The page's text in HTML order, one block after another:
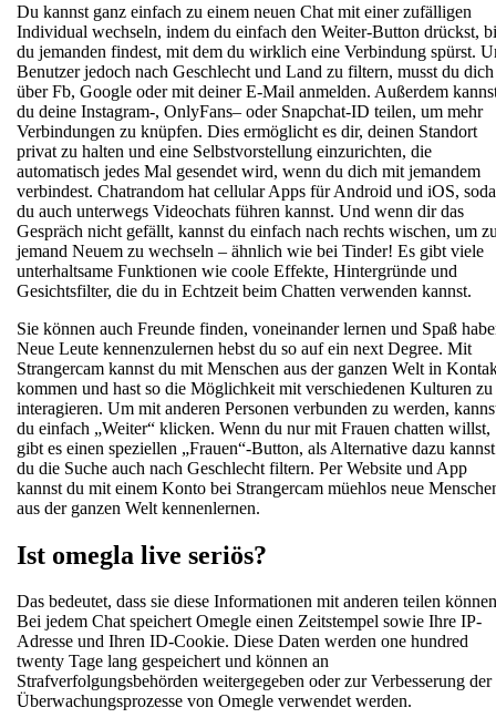
Du kannst ganz einfach zu einem neuen Chat mit einer zufälligen
Individual wechseln, indem du einfach den Weiter-Button drückst,
du jemanden findest, mit dem du wirklich eine Verbindung spürst.
Benutzer jedoch nach Geschlecht und Land zu filtern, musst du dich
über Fb, Google oder mit deiner E-Mail anmelden. Außerdem
du deine Instagram-, OnlyFans– oder Snapchat-ID teilen, um mehr
Verbindungen zu knüpfen. Dies ermöglicht es dir, deinen Standort
privat zu halten und eine Selbstvorstellung einzurichten, die
automatisch jedes Mal gesendet wird, wenn du dich mit jemandem
verbindest. Chatrandom hat cellular Apps für Android und iOS,
du auch unterwegs Videochats führen kannst. Und wenn dir das
Gespräch nicht gefällt, kannst du einfach nach rechts wischen, um
jemand Neuem zu wechseln – ähnlich wie bei Tinder! Es gibt viele
unterhaltsame Funktionen wie coole Effekte, Hintergründe und
Gesichtsfilter, die du in Echtzeit beim Chatten verwenden kannst.
Sie können auch Freunde finden, voneinander lernen und Spaß
Neue Leute kennenzulernen hebst du so auf ein next Degree. Mit
Strangercam kannst du mit Menschen aus der ganzen Welt in
kommen und hast so die Möglichkeit mit verschiedenen Kulturen zu
interagieren. Um mit anderen Personen verbunden zu werden,
du einfach „Weiter“ klicken. Wenn du nur mit Frauen chatten willst,
gibt es einen speziellen „Frauen“-Button, als Alternative dazu kannst
du die Suche auch nach Geschlecht filtern. Per Website und App
kannst du mit einem Konto bei Strangercam müehlos neue
aus der ganzen Welt kennenlernen.
Ist omegla live seriös?
Das bedeutet, dass sie diese Informationen mit anderen teilen
Bei jedem Chat speichert Omegle einen Zeitstempel sowie Ihre IP-
Adresse und Ihren ID-Cookie. Diese Daten werden one hundred
twenty Tage lang gespeichert und können an
Strafverfolgungsbehörden weitergegeben oder zur Verbesserung der
Überwachungsprozesse von Omegle verwendet werden.